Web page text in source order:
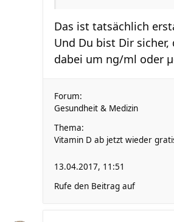
Das ist tatsächlich
Und Du bist Dir sicher,
dabei um ng/ml oder
Forum:
Gesundheit & Medizin
Thema:
Vitamin D ab jetzt wieder
13.04.2017, 11:51
Rufe den Beitrag auf